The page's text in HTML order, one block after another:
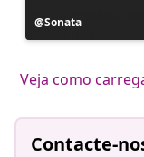
Postagem
publicada
Sonata
Veja como
Contacte-